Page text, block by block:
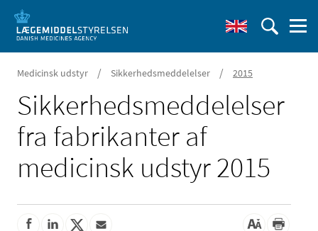
Medicinsk udstyr / Sikkerhedsmeddelelser / 2015
Sikkerheds­meddelelser
fra fabrikanter af
medicinsk udstyr 2015